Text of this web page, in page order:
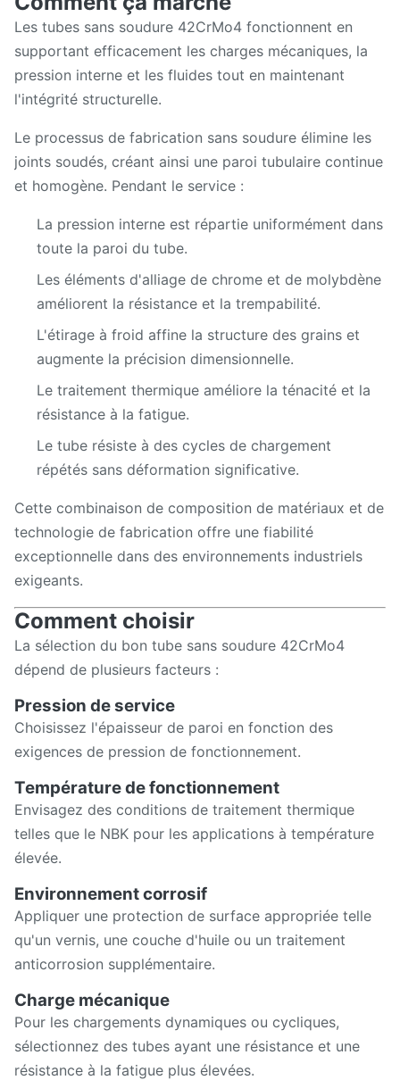
Les tubes sans soudure 42CrMo4 fonctionnent en
supportant efficacement les charges mécaniques, la
pression interne et les fluides tout en maintenant
l'intégrité structurelle.
Le processus de fabrication sans soudure élimine les
joints soudés, créant ainsi une paroi tubulaire continue
et homogène. Pendant le service :
La pression interne est répartie uniformément dans
toute la paroi du tube.
Les éléments d'alliage de chrome et de molybdène
améliorent la résistance et la trempabilité.
L'étirage à froid affine la structure des grains et
augmente la précision dimensionnelle.
Le traitement thermique améliore la ténacité et la
résistance à la fatigue.
Le tube résiste à des cycles de chargement
répétés sans déformation significative.
Cette combinaison de composition de matériaux et de
technologie de fabrication offre une fiabilité
exceptionnelle dans des environnements industriels
exigeants.
Comment choisir
La sélection du bon tube sans soudure 42CrMo4
dépend de plusieurs facteurs :
Pression de service
Choisissez l'épaisseur de paroi en fonction des
exigences de pression de fonctionnement.
Température de fonctionnement
Envisagez des conditions de traitement thermique
telles que le NBK pour les applications à température
élevée.
Environnement corrosif
Appliquer une protection de surface appropriée telle
qu'un vernis, une couche d'huile ou un traitement
anticorrosion supplémentaire.
Charge mécanique
Pour les chargements dynamiques ou cycliques,
sélectionnez des tubes ayant une résistance et une
résistance à la fatigue plus élevées.